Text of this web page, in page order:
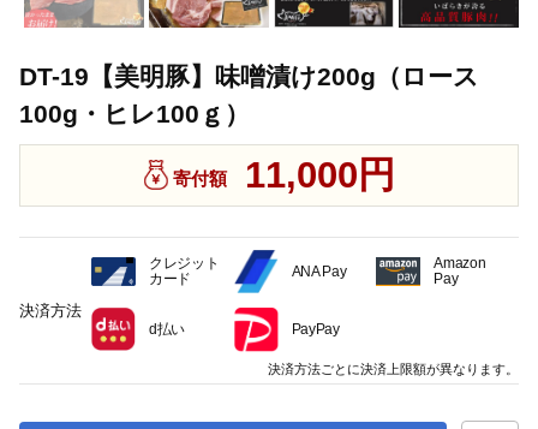
DT-19【美明豚】味噌漬け200g（ロース
100g・ヒレ100ｇ）
寄付額 11,000円
決済方法
クレジット
カード
ANA Pay
Amazon
Pay
d払い PayPay
決済方法ごとに決済上限額が異なります。